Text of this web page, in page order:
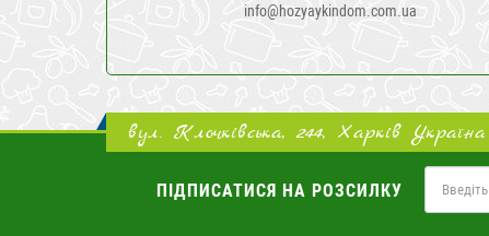
info@hozyaykindom.com.ua
вул. Клочківська, 244, Харків Україна
ПІДПИСАТИСЯ НА РОЗСИЛКУ